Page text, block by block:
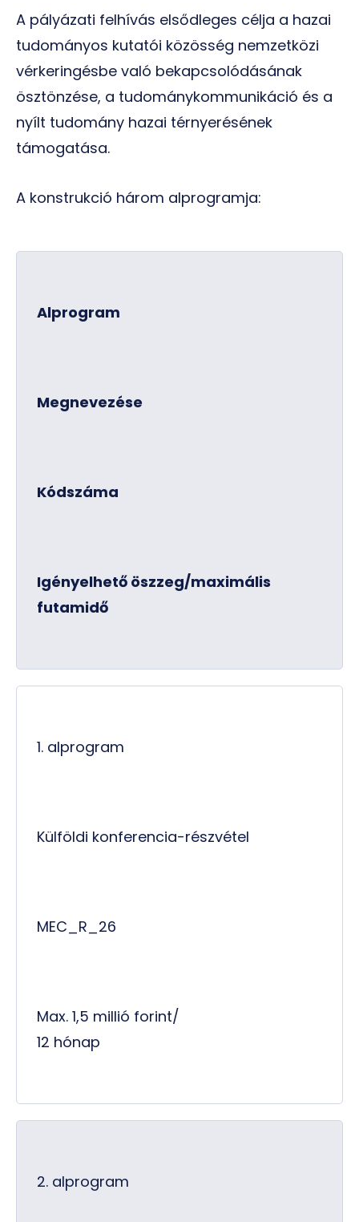
A pályázati felhívás elsődleges célja a hazai
tudományos kutatói közösség nemzetközi
vérkeringésbe való bekapcsolódásának
ösztönzése, a tudománykommunikáció és a
nyílt tudomány hazai térnyerésének
támogatása.
A konstrukció három alprogramja:
Alprogram
Megnevezése
Kódszáma
Igényelhető öszzeg/maximális
futamidő
1. alprogram
Külföldi konferencia-részvétel
MEC_R_26
Max. 1,5 millió forint/
12 hónap
2. alprogram